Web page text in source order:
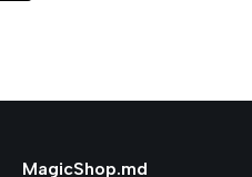
MagicShop.md